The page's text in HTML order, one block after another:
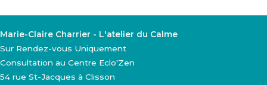
Marie-Claire Charrier - L'atelier du Calme
Sur Rendez-vous Uniquement
Consultation au Centre Eclo'Zen
54 rue St-Jacques à Clisson